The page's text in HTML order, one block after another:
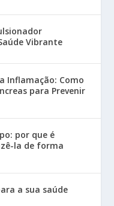
Vibrante
Inflamação: Como
para Prevenir
por que é
la de forma
a sua saúde